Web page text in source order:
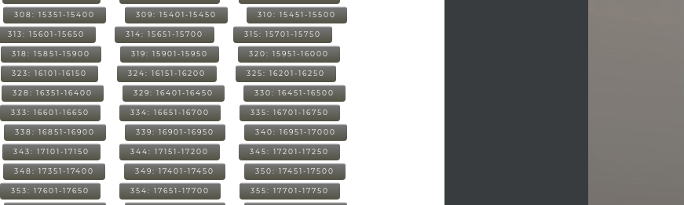
308: 15351-15400 309: 15401-15450 310: 15451-15500
313: 15601-15650 314: 15651-15700 315: 15701-15750
318: 15851-15900 319: 15901-15950 320: 15951-16000
323: 16101-16150 324: 16151-16200 325: 16201-16250
328: 16351-16400 329: 16401-16450 330: 16451-16500
333: 16601-16650 334: 16651-16700 335: 16701-16750
338: 16851-16900 339: 16901-16950 340: 16951-17000
343: 17101-17150 344: 17151-17200 345: 17201-17250
348: 17351-17400 349: 17401-17450 350: 17451-17500
353: 17601-17650 354: 17651-17700 355: 17701-17750